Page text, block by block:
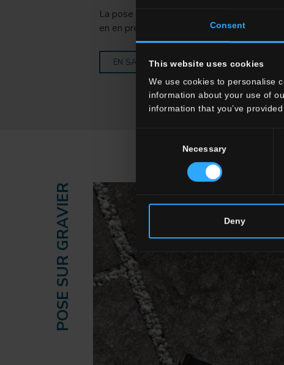
Consent
This website uses cookies
We use cookies to personalise
information about your use of
information that you’ve
Necessary
Deny
La pose en appui sur l'herbe est parfaite
en en préservant l'esthétique naturelle.
EN SAVOIR PLUS
POSE SUR GRAVIER